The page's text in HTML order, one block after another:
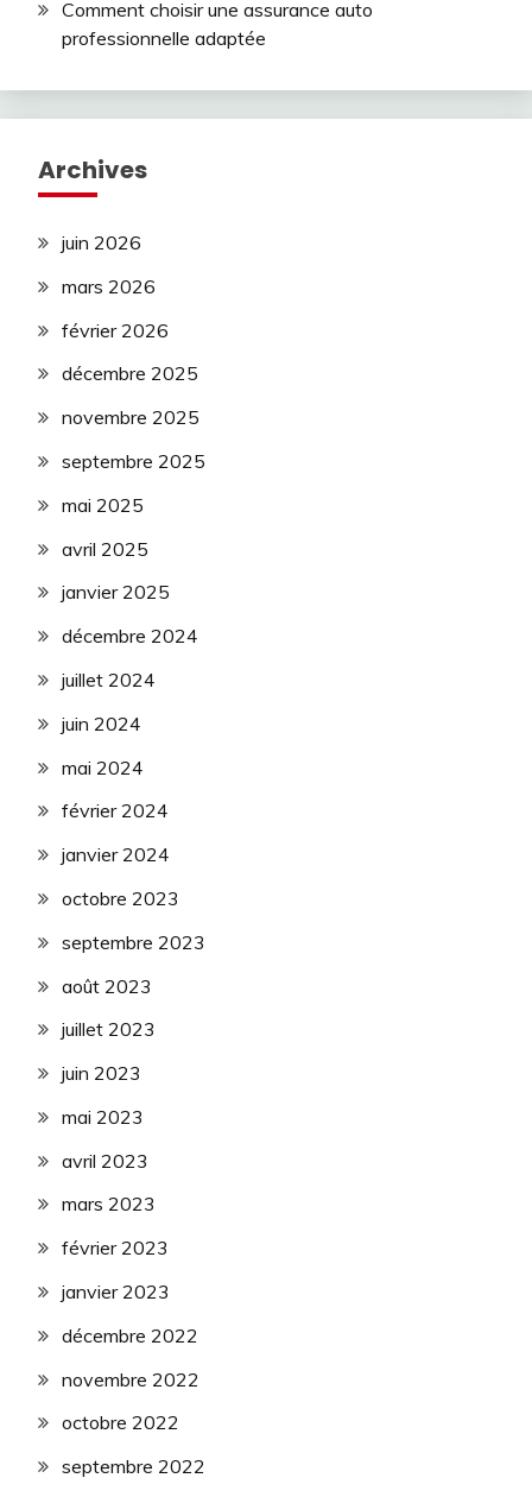
Comment choisir une assurance auto
professionnelle adaptée
Archives
juin 2026
mars 2026
février 2026
décembre 2025
novembre 2025
septembre 2025
mai 2025
avril 2025
janvier 2025
décembre 2024
juillet 2024
juin 2024
mai 2024
février 2024
janvier 2024
octobre 2023
septembre 2023
août 2023
juillet 2023
juin 2023
mai 2023
avril 2023
mars 2023
février 2023
janvier 2023
décembre 2022
novembre 2022
octobre 2022
septembre 2022